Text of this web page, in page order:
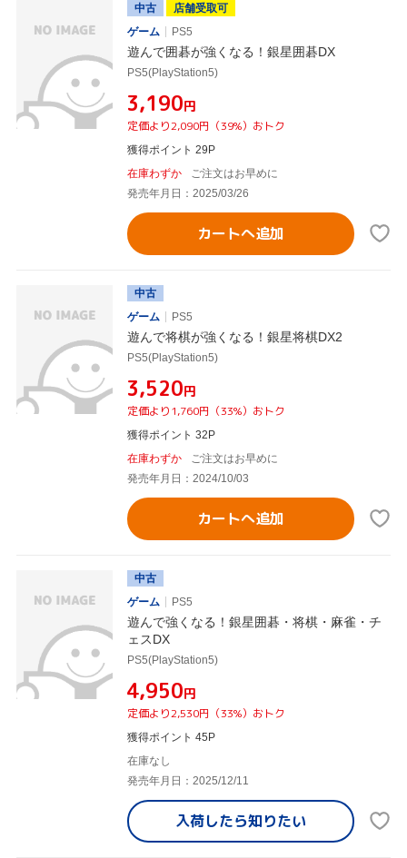
中古
店舗受取可
ゲーム
PS5
遊んで囲碁が強くなる！銀星囲碁DX
PS5(PlayStation5)
¥3,190円
定価より2,090円（39%）おトク
獲得ポイント 29P
在庫わずか
ご注文はお早めに
発売年月日：2025/03/26
カートへ追加
中古
ゲーム
PS5
遊んで将棋が強くなる！銀星将棋DX2
PS5(PlayStation5)
¥3,520円
定価より1,760円（33%）おトク
獲得ポイント 32P
在庫わずか
ご注文はお早めに
発売年月日：2024/10/03
カートへ追加
中古
ゲーム
PS5
遊んで強くなる！銀星囲碁・将棋・麻雀・チ
ェスDX
PS5(PlayStation5)
¥4,950円
定価より2,530円（33%）おトク
獲得ポイント 45P
在庫なし
発売年月日：2025/12/11
入荷したら知りたい